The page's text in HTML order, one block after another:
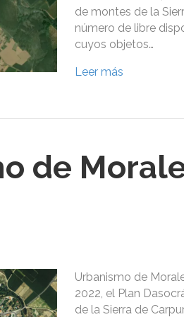
de montes de la
número de libre
cuyos objetos…
Leer más
de
Urbanismo de
2022, el Plan
de la Sierra de